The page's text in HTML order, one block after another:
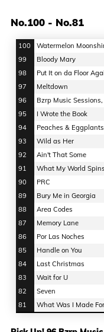
No.100 - No.81
100 Watermelon
99
Bloody Mary
98
Put It on da Floor
97
Meltdown
96
Bzrp Music Sessions,
95
I Wrote the Book
94
Peaches & Eggplants
93
Wild as Her
92
Ain't That Some
91
What My World
90
PRC
89
Bury Me in Georgia
88
Area Codes
87
Memory Lane
86
Por Las Noches
85
Handle on You
84
Last Christmas
83
Wait for U
82
Seven
81
What Was I Made